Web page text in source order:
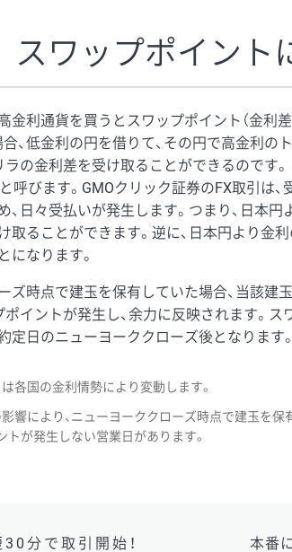
スワップポイント
金利通貨を買うとスワップポイント（金利
、低金利の円を借りて、その円で高金利の
ラの金利差を受け取ることができるのです
と呼びます。GMOクリック証券のFX取引は
、日々受払いが発生します。つまり、日本
取ることができます。逆に、日本円より金
になります。
ズ時点で建玉を保有していた場合、当該建
ポイントが発生し、余力に反映されます。
定日のニューヨーククローズ後となります
各国の金利情勢により変動します。
響により、ニューヨーククローズ時点で建玉を
トが発生しない営業日があります。
30分で取引開始！ 本番